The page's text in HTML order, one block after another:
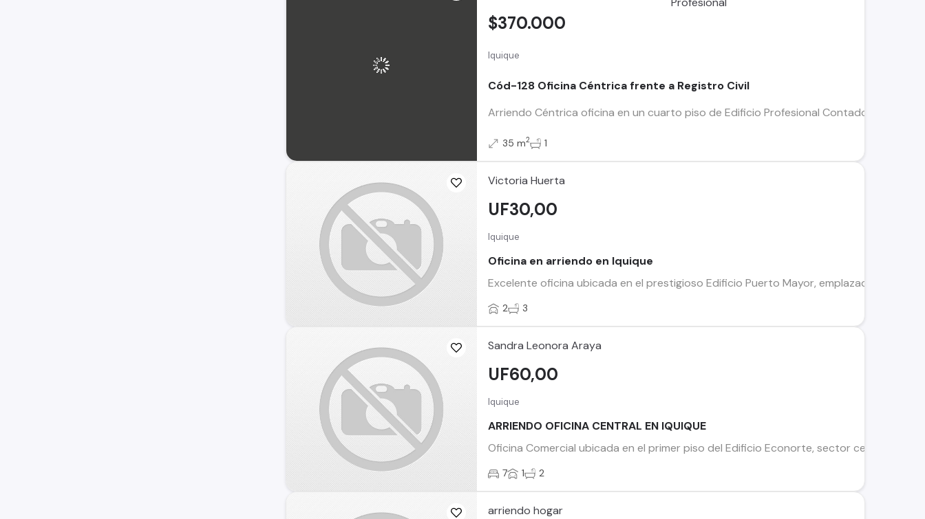
Iquique
Cód-128 Oficina Céntrica frente a Registro Civil
Arriendo Céntrica oficina en un cuarto piso de Edificio Profesional Contadores,
$370.000
35 m2 1
Victoria Huerta
Iquique
Oficina en arriendo en Iquique
Excelente oficina ubicada en el prestigioso Edificio Puerto Mayor, emplazada en un
UF30,00
2 3
Sandra Leonora Araya
Iquique
ARRIENDO OFICINA CENTRAL EN IQUIQUE
Oficina Comercial ubicada en el primer piso del Edificio Econorte, sector centro de la
UF60,00
7 1 2
arriendo hogar